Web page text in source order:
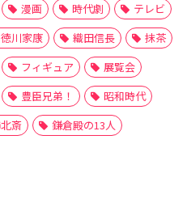
漫画 時代劇
テレビ
徳川家康 織田信長
抹茶
フィギュア
展覧会
豊臣兄弟！
昭和時代
斎 鎌倉殿の13人